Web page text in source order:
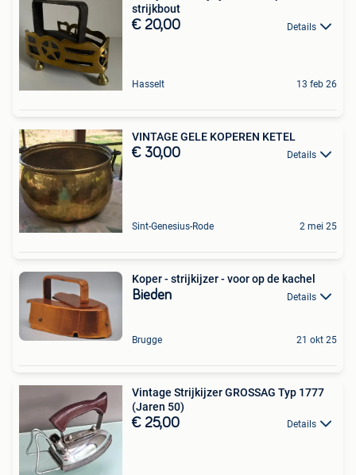
strijkbout
€ 20,00 Details
Hasselt 13 feb 26
VINTAGE GELE KOPEREN KETEL
€ 30,00 Details
Sint-Genesius-Rode 2 mei 25
Koper - strijkijzer - voor op de kachel
Bieden Details
Brugge 21 okt 25
Vintage Strijkijzer GROSSAG Typ 1777
(Jaren 50)
€ 25,00 Details